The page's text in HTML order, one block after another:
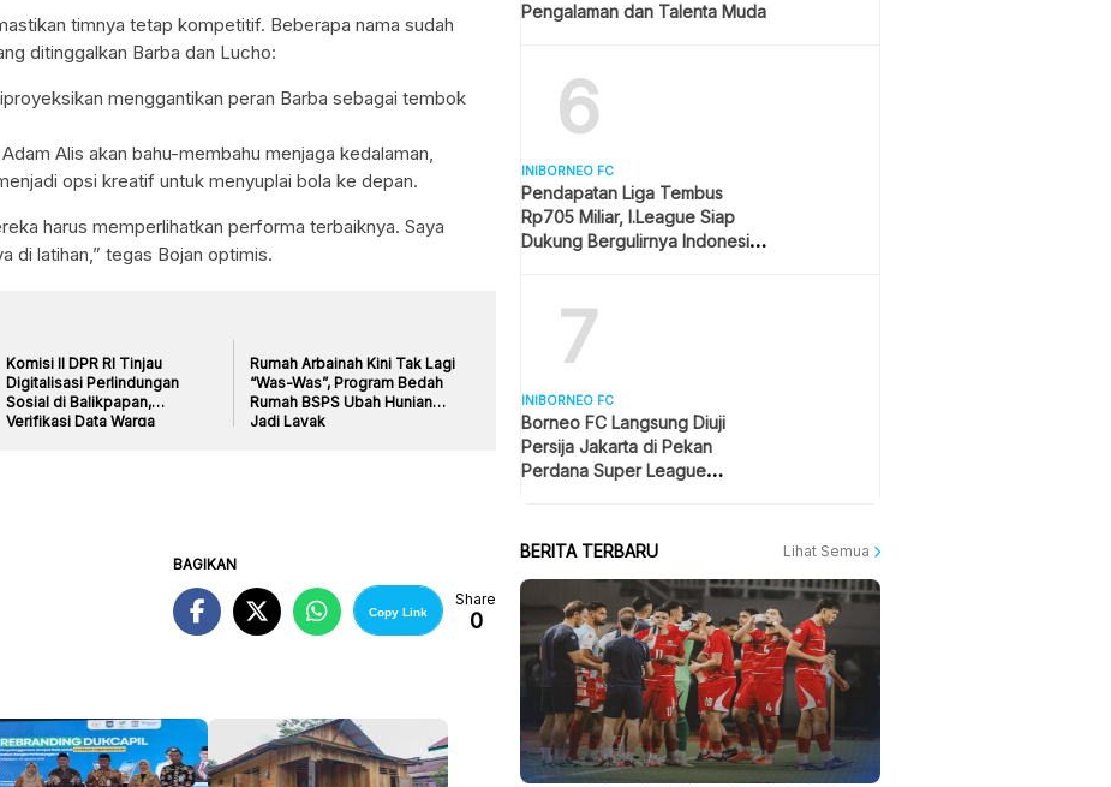
timnya tetap kompetitif. Beberapa nama sudah
ditinggalkan Barba dan Lucho:
menggantikan peran Barba sebagai tembok
Alis akan bahu-membahu menjaga kedalaman,
opsi kreatif untuk menyuplai bola ke depan.
harus memperlihatkan performa terbaiknya. Saya
di latihan,” tegas Bojan optimis.
Komisi II DPR RI Tinjau
Digitalisasi Perlindungan
Sosial di Balikpapan,
Verifikasi Data Warga
Rumah Arbainah Kini Tak Lagi
“Was-Was”, Program Bedah
Rumah BSPS Ubah Hunian
Jadi Layak
BAGIKAN
Copy Link
Share
0
Pengalaman dan Talenta Muda
6
INIBORNEO FC
Pendapatan Liga Tembus
Rp705 Miliar, I.League Siap
Dukung Bergulirnya Indonesia
7
INIBORNEO FC
Borneo FC Langsung Diuji
Persija Jakarta di Pekan
Perdana Super League
BERITA TERBARU Lihat Semua